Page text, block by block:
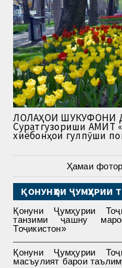
ЛОЛАҲОИ ШУКУФОНИ
Суратгузориши АМИТ
хиёбонҳои гулпӯши
Ҳамаи
ҚОНУНҲОИ ҶУМҲУРИИ
Қонуни Ҷумҳурии
танзими ҷашну
Тоҷикистон»
Қонуни Ҷумҳурии
масъулият барои